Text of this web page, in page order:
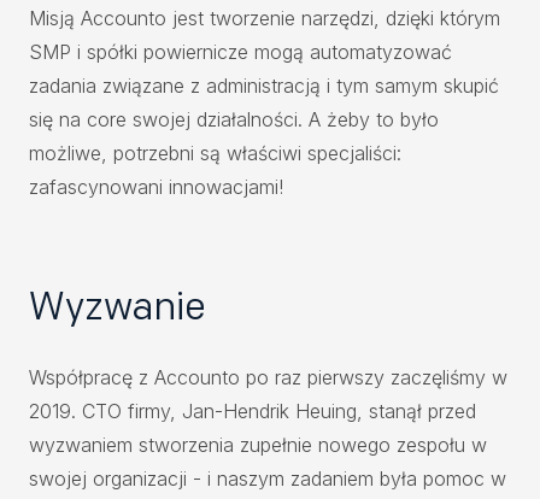
Misją Accounto jest tworzenie narzędzi, dzięki którym
SMP i spółki powiernicze mogą automatyzować
zadania związane z administracją i tym samym skupić
się na core swojej działalności. A żeby to było
możliwe, potrzebni są właściwi specjaliści:
zafascynowani innowacjami!
Wyzwanie
Współpracę z Accounto po raz pierwszy zaczęliśmy w
2019. CTO firmy, Jan-Hendrik Heuing, stanął przed
wyzwaniem stworzenia zupełnie nowego zespołu w
swojej organizacji - i naszym zadaniem była pomoc w